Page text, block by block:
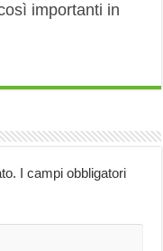
importanti in
I campi obbligatori